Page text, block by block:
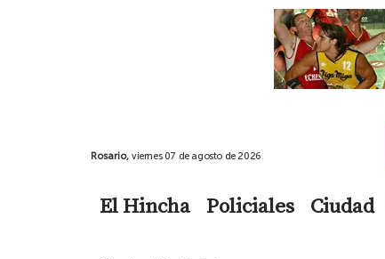
Rosario, viernes 07 de agosto de 2026
El Hincha Policiales Ciudad